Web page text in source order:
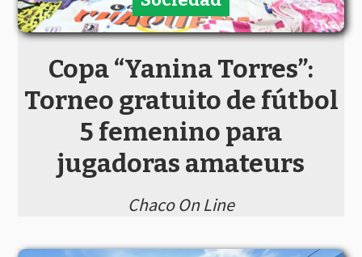
Copa “Yanina Torres”:
Torneo gratuito de fútbol
5 femenino para
jugadoras amateurs
Chaco On Line